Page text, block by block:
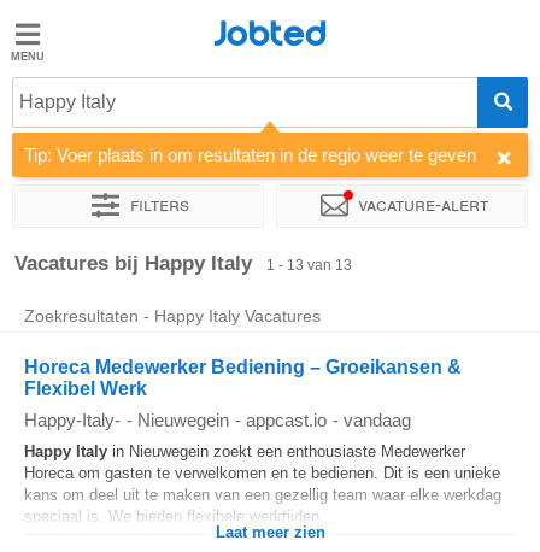
Jobted
Vacatures
Salarissen
Jobted
Happy Italy
Tip: Voer plaats in om resultaten in de regio weer te geven
Filters Vacature-alert
Sorteer op Bedrijf Soort dienstverband
Vacatures bij Happy Italy 1 - 13 van 13
Zoekresultaten - Happy Italy Vacatures
Horeca Medewerker Bediening – Groeikansen &
Flexibel Werk
Happy-Italy- - Nieuwegein - appcast.io - vandaag
Happy Italy in Nieuwegein zoekt een enthousiaste Medewerker
Horeca om gasten te verwelkomen en te bedienen. Dit is een unieke
kans om deel uit te maken van een gezellig team waar elke werkdag
speciaal is. We bieden flexibele werktijden...
Laat meer zien